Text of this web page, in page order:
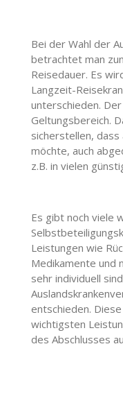
Bei der Wahl der
betrachtet man
Reisedauer. Es
Langzeit-
unterschieden.
Geltungsbereich.
sicherstellen,
möchte, auch
z.B. in vielen
Es gibt noch viele
Leistungen wie
Medikamente und
sehr individuell
entschieden.
wichtigsten
des Abschlusses